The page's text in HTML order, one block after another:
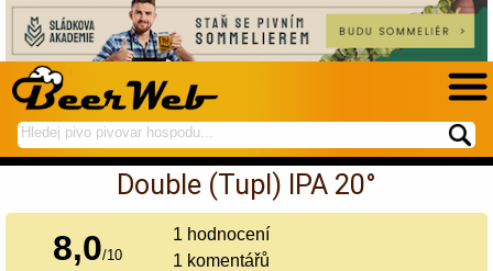
hledej
na
spustí
hledání
Double (Tupl) IPA 20°
8,0/10
1 hodnocení
1 komentářů